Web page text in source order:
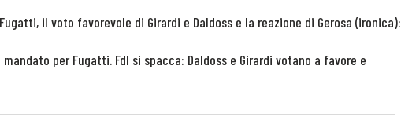
il voto favorevole di Girardi e Daldoss e la reazione di Gerosa (ironica):
per Fugatti. FdI si spacca: Daldoss e Girardi votano a favore e